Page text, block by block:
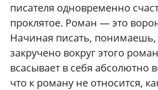
писателя одновременно
проклятое. Роман — это
Начиная писать, понимаешь,
закручено вокруг этого
всасывает в себя абсолютно
что к роману не относится,